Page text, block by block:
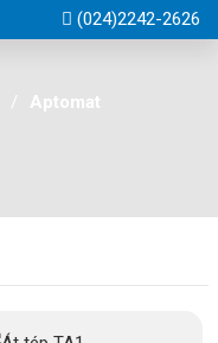
(024)2242-2626
Aptomat